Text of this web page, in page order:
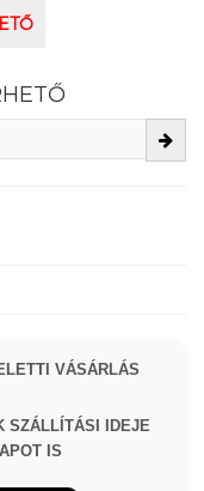
VÁSÁRLÁS
SZÁLLÍTÁSI IDEJE
IS